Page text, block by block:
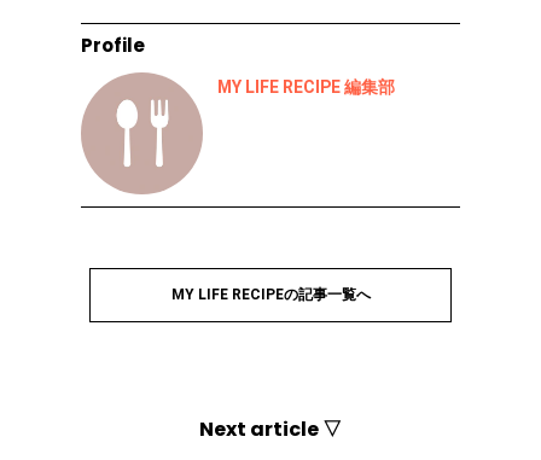
Profile
MY LIFE RECIPE 編集部
MY LIFE RECIPEの記事一覧へ
Next article ▽